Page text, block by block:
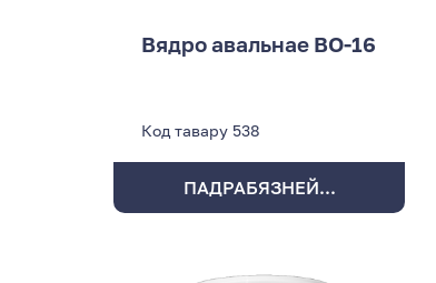
Вядро авальнае ВО-16
Код тавару 538
ПАДРАБЯЗНЕЙ...